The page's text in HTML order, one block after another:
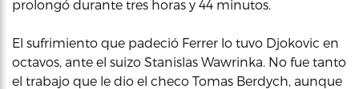
prolongó durante tres horas y 44 minutos.
El sufrimiento que padeció Ferrer lo tuvo Djokovic en
octavos, ante el suizo Stanislas Wawrinka. No fue tanto
el trabajo que le dio el checo Tomas Berdych, aunque